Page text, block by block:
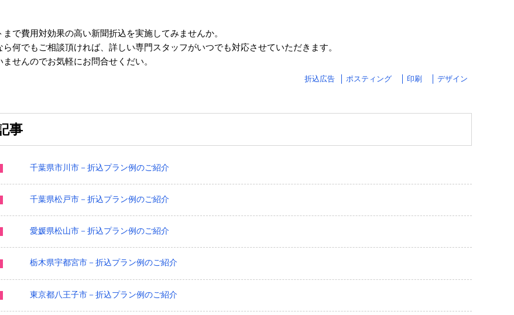
で費用対効果の高い新聞折込を実施してみませんか。
何でもご相談頂ければ、詳しい専門スタッフがいつでも対応させていただきます。
せんのでお気軽にお問合せくだい。
折込広告 ポスティング 印刷 デザイン
事
千葉県市川市－折込プラン例のご紹介
千葉県松戸市－折込プラン例のご紹介
愛媛県松山市－折込プラン例のご紹介
栃木県宇都宮市－折込プラン例のご紹介
東京都八王子市－折込プラン例のご紹介